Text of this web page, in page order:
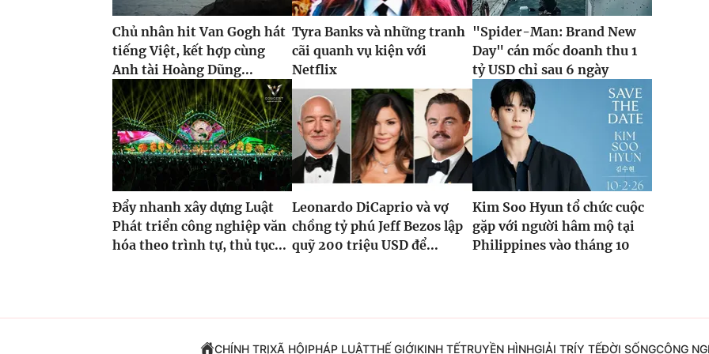
Chủ nhân hit Van Gogh hát
tiếng Việt, kết hợp cùng
Anh tài Hoàng Dũng...
Tyra Banks và những tranh
cãi quanh vụ kiện với
Netflix
"Spider-Man: Brand New
Day" cán mốc doanh thu 1
tỷ USD chỉ sau 6 ngày
Đẩy nhanh xây dựng Luật
Phát triển công nghiệp văn
hóa theo trình tự, thủ tục...
Leonardo DiCaprio và vợ
chồng tỷ phú Jeff Bezos lập
quỹ 200 triệu USD để...
Kim Soo Hyun tổ chức cuộc
gặp với người hâm mộ tại
Philippines vào tháng 10
CHÍNH TRỊXÃ HỘIPHÁP LUẬTTHẾ GIỚIKINH TẾTRUYỀN HÌNHGIẢI TRÍY TẾĐỜI SỐNGCÔNG